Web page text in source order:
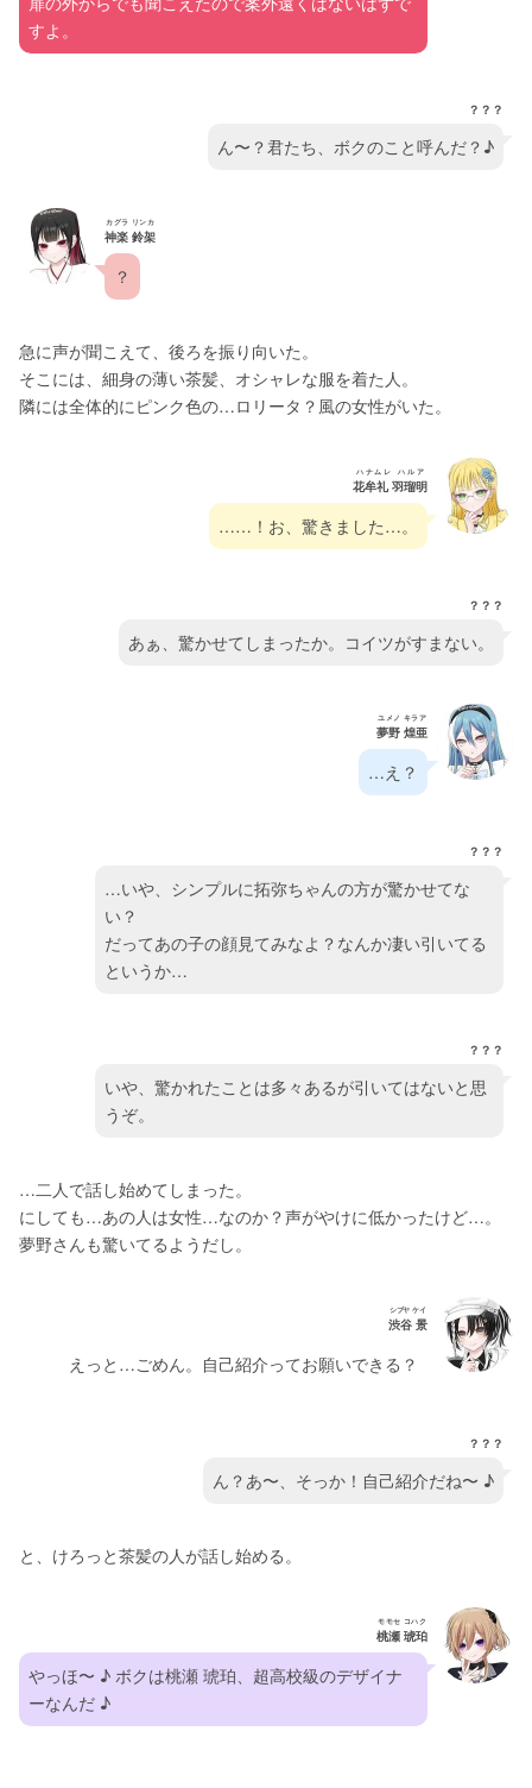
すよ。
？？？
ん〜？君たち、ボクのこと呼んだ？♪
神楽 鈴架
カグラ リンカ
？
急に声が聞こえて、後ろを振り向いた。
そこには、細身の薄い茶髪、オシャレな服を着た人。
隣には全体的にピンク色の…ロリータ？風の女性がいた。
花牟礼 羽瑠明
ハナムレ ハルア
……！お、驚きました…。
？？？
あぁ、驚かせてしまったか。コイツがすまない。
夢野 煌亜
ユメノ キラア
…え？
？？？
…いや、シンプルに拓弥ちゃんの方が驚かせてな
い？
だってあの子の顔見てみなよ？なんか凄い引いてる
というか…
？？？
いや、驚かれたことは多々あるが引いてはないと思
うぞ。
…二人で話し始めてしまった。
にしても…あの人は女性…なのか？声がやけに低かったけど…。
夢野さんも驚いてるようだし。
渋谷 景
シブヤ ケイ
えっと…ごめん。自己紹介ってお願いできる？
？？？
ん？あ〜、そっか！自己紹介だね〜 ♪
と、けろっと茶髪の人が話し始める。
桃瀬 琥珀
モモセ コハク
やっほ〜 ♪ ボクは桃瀬 琥珀、超高校級のデザイナ